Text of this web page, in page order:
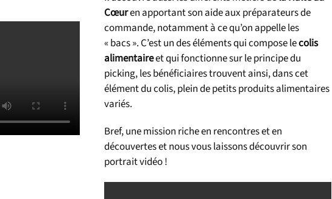
Cœuren apportant son aide aux préparateurs de
commande, notamment à ce qu’on appelle les
« bacs ». C’est un des éléments qui compose lecolis
alimentaireet qui fonctionne sur le principe du
picking, les bénéficiaires trouvent ainsi, dans cet
élément du colis, plein de petits produits alimentaires
variés.
Bref, une mission riche en rencontres et en
découvertes et nous vous laissons découvrir son
portrait vidéo !